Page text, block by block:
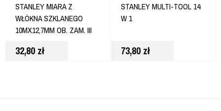
STANLEY MIARA Z
WŁÓKNA SZKLANEGO
10MX12,7MM OB. ZAM. III
32,80 zł
STANLEY MULTI-TOOL 14
W 1
73,80 zł